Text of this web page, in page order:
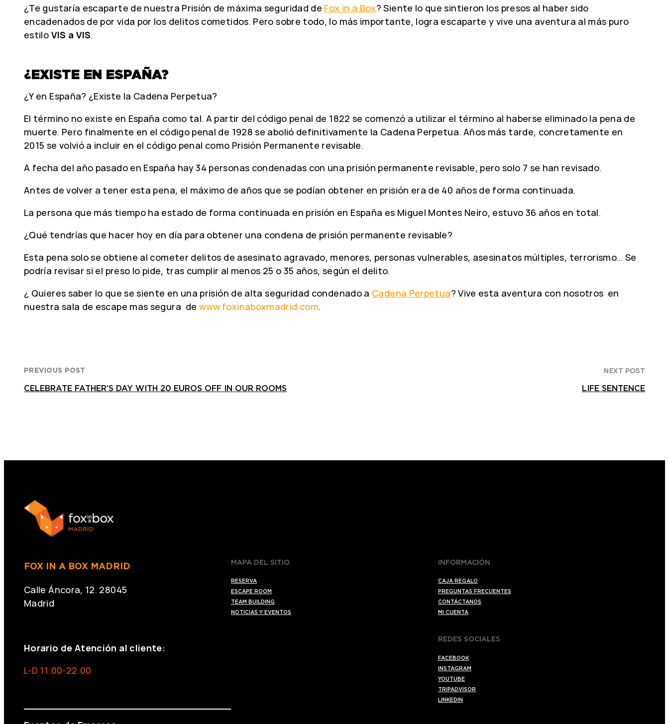
¿Te gustaría escaparte de nuestra Prisión de máxima seguridad de Fox in a Box? Siente lo que sintieron los presos al haber sido
encadenados de por vida por los delitos cometidos. Pero sobre todo, lo más importante, logra escaparte y vive una aventura al más puro
estilo VIS a VIS.
¿EXISTE EN ESPAÑA?
¿Y en España? ¿Existe la Cadena Perpetua?
El término no existe en España como tal. A partir del código penal de 1822 se comenzó a utilizar el término al haberse eliminado la pena de
muerte. Pero finalmente en el código penal de 1928 se abolió definitivamente la Cadena Perpetua. Años más tarde, concretamente en
2015 se volvió a incluir en el código penal como Prisión Permanente revisable.
A fecha del año pasado en España hay 34 personas condenadas con una prisión permanente revisable, pero solo 7 se han revisado.
Antes de volver a tener esta pena, el máximo de años que se podían obtener en prisión era de 40 años de forma continuada.
La persona que más tiempo ha estado de forma continuada en prisión en España es Miguel Montes Neiro, estuvo 36 años en total.
¿Qué tendrías que hacer hoy en día para obtener una condena de prisión permanente revisable?
Esta pena solo se obtiene al cometer delitos de asesinato agravado, menores, personas vulnerables, asesinatos múltiples, terrorismo… Se
podría revisar si el preso lo pide, tras cumplir al menos 25 o 35 años, según el delito.
¿ Quieres saber lo que se siente en una prisión de alta seguridad condenado a Cadena Perpetua? Vive esta aventura con nosotros en
nuestra sala de escape mas segura de www.foxinaboxmadrid.com.
PREVIOUS POST
CELEBRATE FATHER’S DAY WITH 20 EUROS OFF IN OUR ROOMS
NEXT POST
LIFE SENTENCE
FOX IN A BOX MADRID
Calle Áncora, 12. 28045
Madrid
Horario de Atención al cliente:
L-D 11:00-22:00
MAPA DEL SITIO
RESERVA
ESCAPE ROOM
TEAM BUILDING
NOTICIAS Y EVENTOS
INFORMACIÓN
CAJA REGALO
PREGUNTAS FRECUENTES
CONTÁCTANOS
MI CUENTA
REDES SOCIALES
FACEBOOK
INSTAGRAM
YOUTUBE
TRIPADVISOR
LINKEDIN